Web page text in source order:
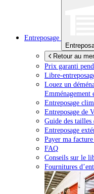
Entreposage
Retour au
Prix garanti
Libre-
Louez un
Emménagement
Entreposage
Entreposage de
Guide des tailles
Entreposage
Payer ma
FAQ
Conseils sur le
Fournitures